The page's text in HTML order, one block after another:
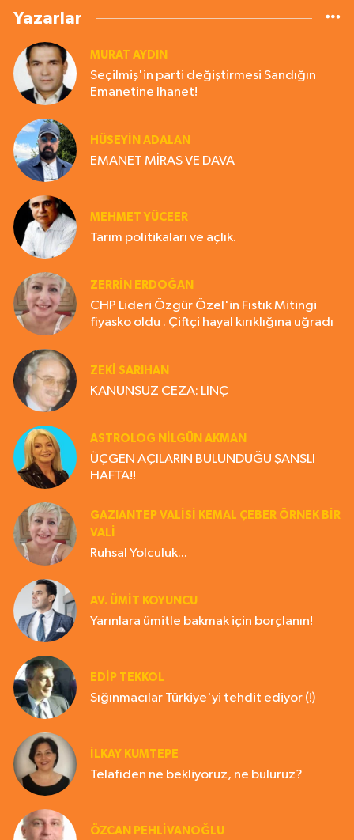
Yazarlar
MURAT AYDIN
Seçilmiş'in parti değiştirmesi Sandığın
Emanetine İhanet!
HÜSEYIN ADALAN
EMANET MİRAS VE DAVA
MEHMET YÜCEER
Tarım politikaları ve açlık.
ZERRIN ERDOĞAN
CHP Lideri Özgür Özel'in Fıstık Mitingi
fiyasko oldu . Çiftçi hayal kırıklığına uğradı
ZEKI SARIHAN
KANUNSUZ CEZA: LİNÇ
ASTROLOG NILGÜN AKMAN
ÜÇGEN AÇILARIN BULUNDUĞU ŞANSLI
HAFTA!!
GAZIANTEP VALISI KEMAL ÇEBER ÖRNEK BİR
VALİ
Ruhsal Yolculuk...
AV. ÜMIT KOYUNCU
Yarınlara ümitle bakmak için borçlanın!
EDIP TEKKOL
Sığınmacılar Türkiye'yi tehdit ediyor (!)
İLKAY KUMTEPE
Telafiden ne bekliyoruz, ne buluruz?
ÖZCAN PEHLİVANOĞLU